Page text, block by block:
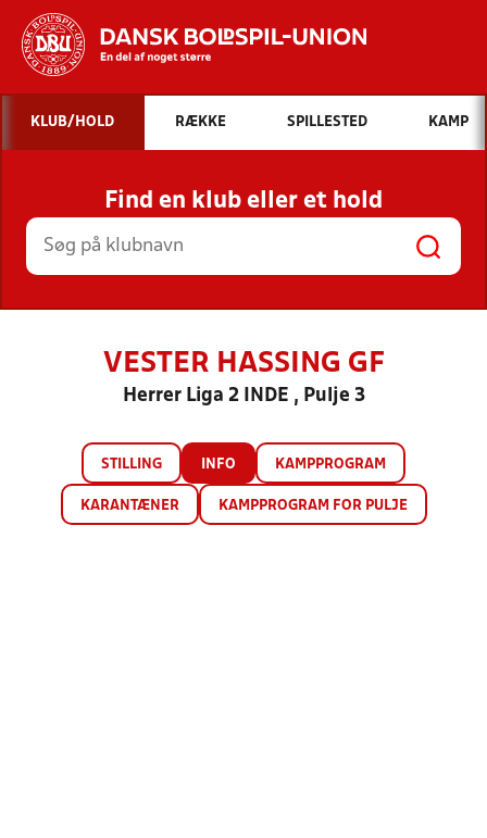
Hvad vil du søge efter?
INDHOLD OG NYHEDER
STILLINGER, RESULTATER, KLUBBER OG
HOLD
KLUB/HOLD RÆKKE SPILLESTED KAMP
Find en klub eller et hold
VESTER HASSING GF
Herrer Liga 2 INDE , Pulje 3
STILLING INFO KAMPPROGRAM
KARANTÆNER KAMPPROGRAM FOR PULJE